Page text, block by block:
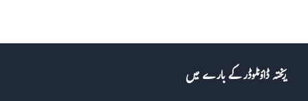
ریختہ ڈاؤنلوڈر کے بارے میں